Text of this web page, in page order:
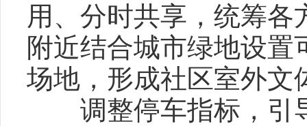
用、分时共享，统筹
附近结合城市绿地设
场地，形成社区室外文
调整停车指标，引导